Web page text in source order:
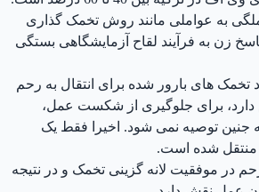
به عواملی مانند روش تخمک گذاری
زن به فرآیند لقاح آزمایشگاهی بستگی
تخمک های بارور شده برای انتقال به رحم
دارد، برای جلوگیری از شکست عمل،
جنین توصیه نمی شود. اخیرا فقط یک
شده است.
در موفقیت لانه گزینی تخمک و در نتیجه